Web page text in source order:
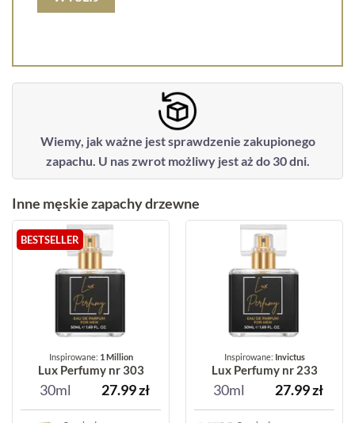
Wiemy, jak ważne jest sprawdzenie zakupionego
zapachu. U nas zwrot możliwy jest aż do 30 dni.
Inne męskie zapachy drzewne
BESTSELLER
Inspirowane: 1 Million
Lux Perfumy nr 303
30ml 27.99zł
Inspirowane: Invictus
Lux Perfumy nr 233
30ml 27.99zł